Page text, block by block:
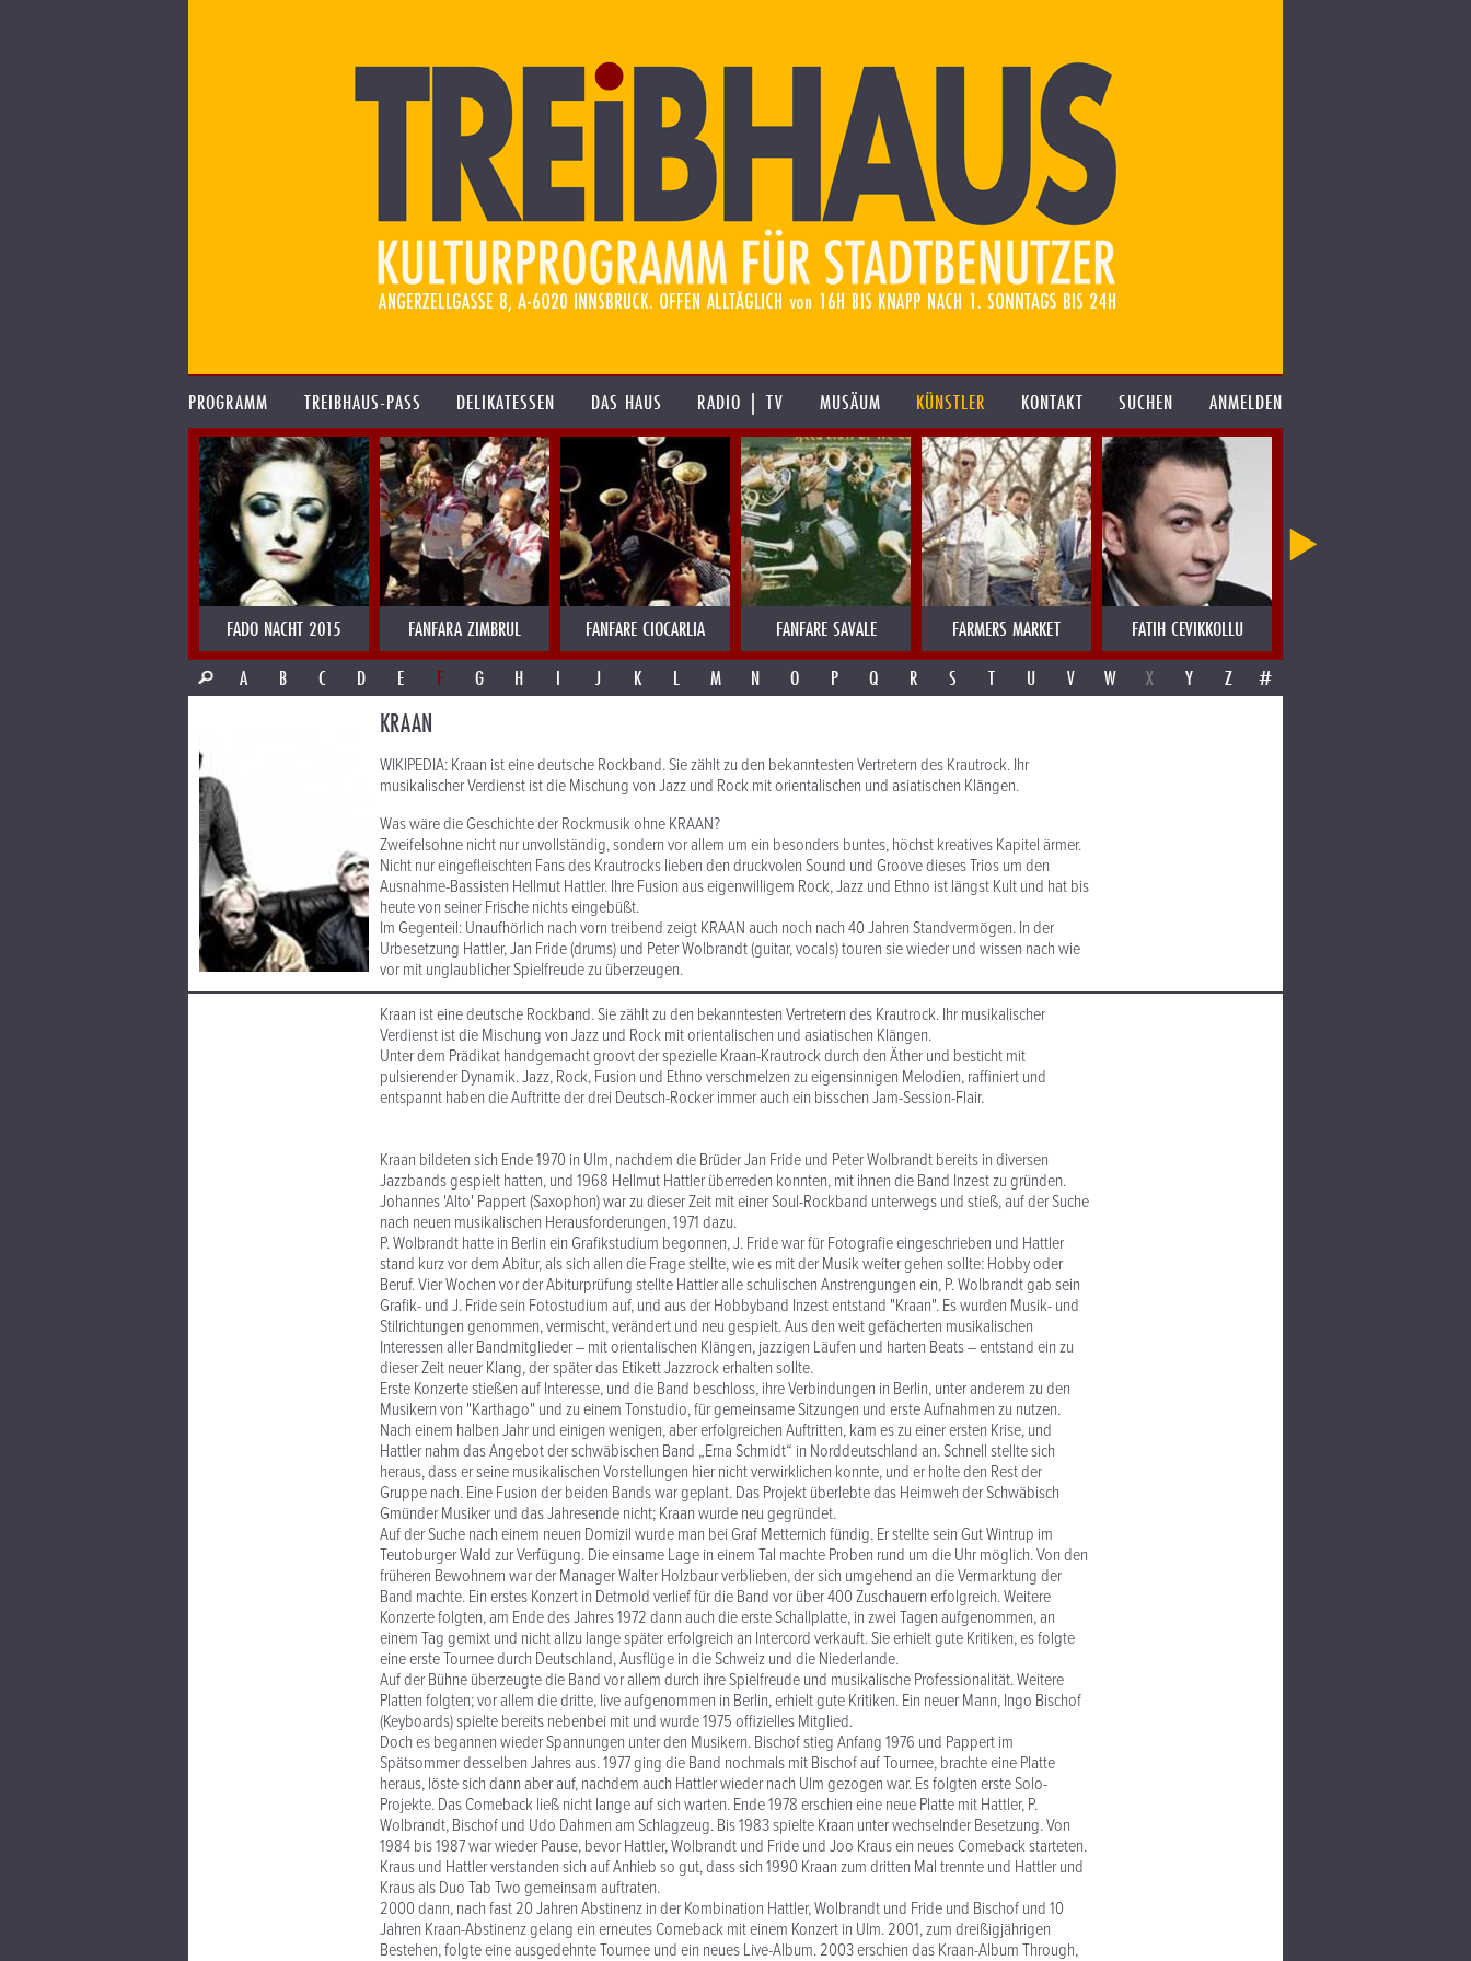
PROGRAMM TREIBHAUS-PASS DELIKATESSEN DAS HAUS RADIO | TV MUSÄUM KÜNSTLER KONTAKT SUCHEN ANMELDEN
FADO NACHT 2015 FANFARA ZIMBRUL FANFARE CIOCARLIA FANFARE SAVALE FARMERS MARKET FATIH CEVIKKOLLU
A
B C D E F G H I J K L M N O P Q R S T U V W X Y Z #
KRAAN
WIKIPEDIA: Kraan ist eine deutsche Rockband. Sie zählt zu den bekanntesten Vertretern des Krautrock. Ihr
musikalischer Verdienst ist die Mischung von Jazz und Rock mit orientalischen und asiatischen Klängen.
Was wäre die Geschichte der Rockmusik ohne KRAAN?
Zweifelsohne nicht nur unvollständig, sondern vor allem um ein besonders buntes, höchst kreatives Kapitel ärmer.
Nicht nur eingefleischten Fans des Krautrocks lieben den druckvolen Sound und Groove dieses Trios um den
Ausnahme-Bassisten Hellmut Hattler. Ihre Fusion aus eigenwilligem Rock, Jazz und Ethno ist längst Kult und hat bis
heute von seiner Frische nichts eingebüßt.
Im Gegenteil: Unaufhörlich nach vorn treibend zeigt KRAAN auch noch nach 40 Jahren Standvermögen. In der
Urbesetzung Hattler, Jan Fride (drums) und Peter Wolbrandt (guitar, vocals) touren sie wieder und wissen nach wie
vor mit unglaublicher Spielfreude zu überzeugen.
Kraan ist eine deutsche Rockband. Sie zählt zu den bekanntesten Vertretern des Krautrock. Ihr musikalischer
Verdienst ist die Mischung von Jazz und Rock mit orientalischen und asiatischen Klängen.
Unter dem Prädikat handgemacht groovt der spezielle Kraan-Krautrock durch den Äther und besticht mit
pulsierender Dynamik. Jazz, Rock, Fusion und Ethno verschmelzen zu eigensinnigen Melodien, raffiniert und
entspannt haben die Auftritte der drei Deutsch-Rocker immer auch ein bisschen Jam-Session-Flair.
Kraan bildeten sich Ende 1970 in Ulm, nachdem die Brüder Jan Fride und Peter Wolbrandt bereits in diversen
Jazzbands gespielt hatten, und 1968 Hellmut Hattler überreden konnten, mit ihnen die Band Inzest zu gründen.
Johannes 'Alto' Pappert (Saxophon) war zu dieser Zeit mit einer Soul-Rockband unterwegs und stieß, auf der Suche
nach neuen musikalischen Herausforderungen, 1971 dazu.
P. Wolbrandt hatte in Berlin ein Grafikstudium begonnen, J. Fride war für Fotografie eingeschrieben und Hattler
stand kurz vor dem Abitur, als sich allen die Frage stellte, wie es mit der Musik weiter gehen sollte: Hobby oder
Beruf. Vier Wochen vor der Abiturprüfung stellte Hattler alle schulischen Anstrengungen ein, P. Wolbrandt gab sein
Grafik- und J. Fride sein Fotostudium auf, und aus der Hobbyband Inzest entstand "Kraan". Es wurden Musik- und
Stilrichtungen genommen, vermischt, verändert und neu gespielt. Aus den weit gefächerten musikalischen
Interessen aller Bandmitglieder – mit orientalischen Klängen, jazzigen Läufen und harten Beats – entstand ein zu
dieser Zeit neuer Klang, der später das Etikett Jazzrock erhalten sollte.
Erste Konzerte stießen auf Interesse, und die Band beschloss, ihre Verbindungen in Berlin, unter anderem zu den
Musikern von "Karthago" und zu einem Tonstudio, für gemeinsame Sitzungen und erste Aufnahmen zu nutzen.
Nach einem halben Jahr und einigen wenigen, aber erfolgreichen Auftritten, kam es zu einer ersten Krise, und
Hattler nahm das Angebot der schwäbischen Band „Erna Schmidt“ in Norddeutschland an. Schnell stellte sich
heraus, dass er seine musikalischen Vorstellungen hier nicht verwirklichen konnte, und er holte den Rest der
Gruppe nach. Eine Fusion der beiden Bands war geplant. Das Projekt überlebte das Heimweh der Schwäbisch
Gmünder Musiker und das Jahresende nicht; Kraan wurde neu gegründet.
Auf der Suche nach einem neuen Domizil wurde man bei Graf Metternich fündig. Er stellte sein Gut Wintrup im
Teutoburger Wald zur Verfügung. Die einsame Lage in einem Tal machte Proben rund um die Uhr möglich. Von den
früheren Bewohnern war der Manager Walter Holzbaur verblieben, der sich umgehend an die Vermarktung der
Band machte. Ein erstes Konzert in Detmold verlief für die Band vor über 400 Zuschauern erfolgreich. Weitere
Konzerte folgten, am Ende des Jahres 1972 dann auch die erste Schallplatte, in zwei Tagen aufgenommen, an
einem Tag gemixt und nicht allzu lange später erfolgreich an Intercord verkauft. Sie erhielt gute Kritiken, es folgte
eine erste Tournee durch Deutschland, Ausflüge in die Schweiz und die Niederlande.
Auf der Bühne überzeugte die Band vor allem durch ihre Spielfreude und musikalische Professionalität. Weitere
Platten folgten; vor allem die dritte, live aufgenommen in Berlin, erhielt gute Kritiken. Ein neuer Mann, Ingo Bischof
(Keyboards) spielte bereits nebenbei mit und wurde 1975 offizielles Mitglied.
Doch es begannen wieder Spannungen unter den Musikern. Bischof stieg Anfang 1976 und Pappert im
Spätsommer desselben Jahres aus. 1977 ging die Band nochmals mit Bischof auf Tournee, brachte eine Platte
heraus, löste sich dann aber auf, nachdem auch Hattler wieder nach Ulm gezogen war. Es folgten erste Solo-
Projekte. Das Comeback ließ nicht lange auf sich warten. Ende 1978 erschien eine neue Platte mit Hattler, P.
Wolbrandt, Bischof und Udo Dahmen am Schlagzeug. Bis 1983 spielte Kraan unter wechselnder Besetzung. Von
1984 bis 1987 war wieder Pause, bevor Hattler, Wolbrandt und Fride und Joo Kraus ein neues Comeback starteten.
Kraus und Hattler verstanden sich auf Anhieb so gut, dass sich 1990 Kraan zum dritten Mal trennte und Hattler und
Kraus als Duo Tab Two gemeinsam auftraten.
2000 dann, nach fast 20 Jahren Abstinenz in der Kombination Hattler, Wolbrandt und Fride und Bischof und 10
Jahren Kraan-Abstinenz gelang ein erneutes Comeback mit einem Konzert in Ulm. 2001, zum dreißigjährigen
Bestehen, folgte eine ausgedehnte Tournee und ein neues Live-Album. 2003 erschien das Kraan-Album Through,